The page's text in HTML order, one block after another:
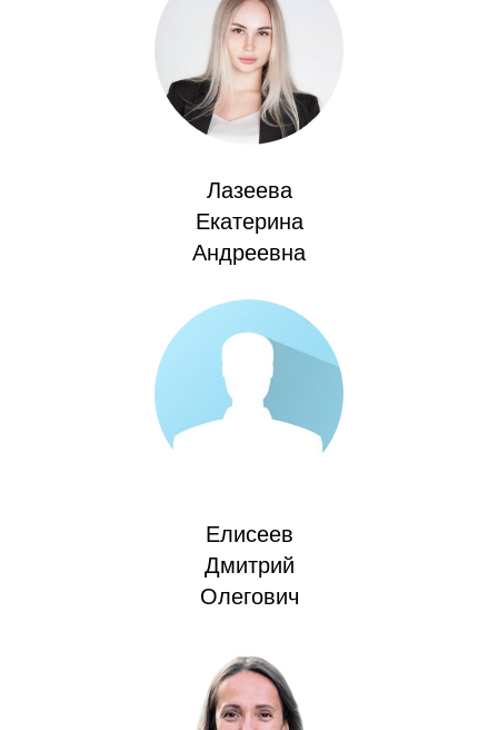
Лазеева
Екатерина
Андреевна
Елисеев
Дмитрий
Олегович